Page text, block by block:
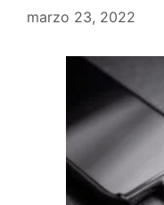
marzo 23, 2022